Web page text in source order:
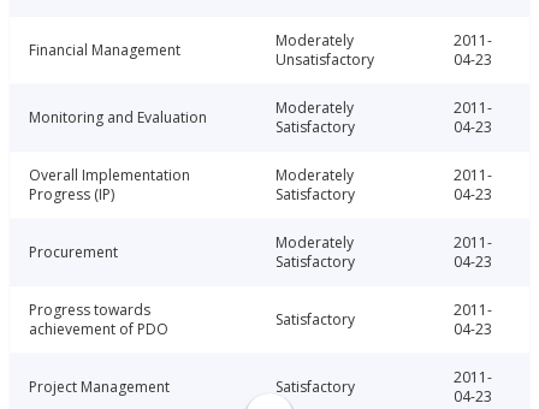
Financial Management
Moderately
Unsatisfactory
2011-
04-23
Monitoring and Evaluation
Moderately
Satisfactory
2011-
04-23
Overall Implementation
Progress (IP)
Moderately
Satisfactory
2011-
04-23
Procurement
Moderately
Satisfactory
2011-
04-23
Progress towards
achievement of PDO
Satisfactory
2011-
04-23
Project Management Satisfactory
2011-
04-23